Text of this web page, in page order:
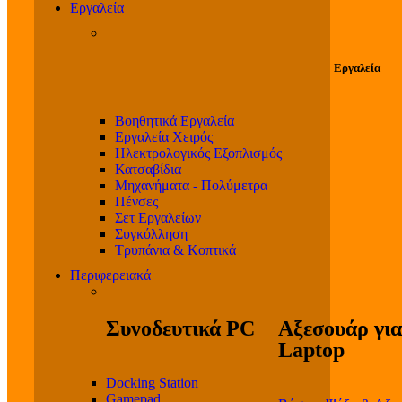
Εργαλεία
Εργαλεία
Βοηθητικά Εργαλεία
Εργαλεία Χειρός
Ηλεκτρολογικός Εξοπλισμός
Κατσαβίδια
Μηχανήματα - Πολύμετρα
Πένσες
Σετ Εργαλείων
Συγκόλληση
Τρυπάνια & Κοπτικά
Περιφερειακά
Συνοδευτικά PC
Docking Station
Αξεσουάρ για
Laptop